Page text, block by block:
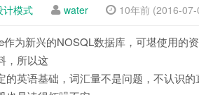
模式 water 10年前 (2016-
作为新兴的NOSQL数据库，可堪使用的
，所以这
的英语基础，词汇量不是问题，不认识